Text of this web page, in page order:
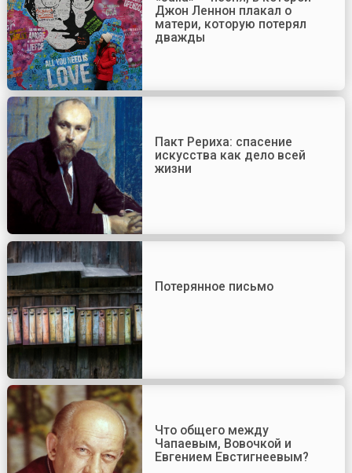
Джон Леннон плакал о
матери, которую потерял
дважды
Пакт Рериха: спасение
искусства как дело всей
жизни
Потерянное письмо
Что общего между
Чапаевым, Вовочкой и
Евгением Евстигнеевым?